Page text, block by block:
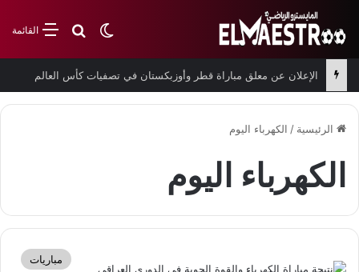
القائمةبحث عن
الوضع المظلم
الإعلان عن معلق مباراة قطر وأوزبكستان في تصفيات كأس العالم
الرئيسية / الكهرباء اليوم
الكهرباء اليوم
مباريات